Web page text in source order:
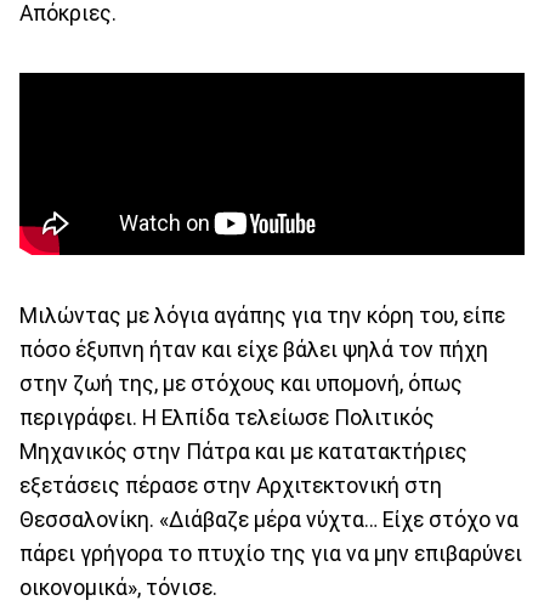
Απόκριες.
Μιλώντας με λόγια αγάπης για την κόρη του, είπε
πόσο έξυπνη ήταν και είχε βάλει ψηλά τον πήχη
στην ζωή της, με στόχους και υπομονή, όπως
περιγράφει. Η Ελπίδα τελείωσε Πολιτικός
Μηχανικός στην Πάτρα και με κατατακτήριες
εξετάσεις πέρασε στην Αρχιτεκτονική στη
Θεσσαλονίκη. «Διάβαζε μέρα νύχτα… Είχε στόχο να
πάρει γρήγορα το πτυχίο της για να μην επιβαρύνει
οικονομικά», τόνισε.